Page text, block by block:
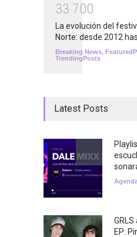
33 700
La evolución del
Norte: desde 2012
Breaking News,
TrendingPosts
Latest Posts
EP: